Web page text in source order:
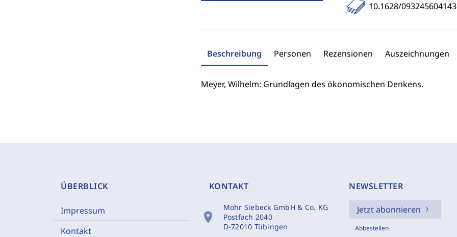
10.1628/
Beschreibung Personen Rezensionen Auszeichnungen
Meyer, Wilhelm: Grundlagen des ökonomischen Denkens.
ÜBERBLICK
Impressum
Kontakt
KONTAKT
location_on
Mohr Siebeck GmbH & Co. KG
Postfach 2040
D-72010 Tübingen
NEWSLETTER
Jetzt abonnieren
Abbestellen